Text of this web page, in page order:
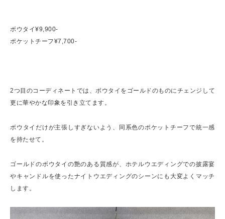
ボウタイ¥9,900-
ポケットチーフ¥7,700-
2つ目のコーディネートでは、ボウタイをゴールドのものにチェンジして
更に華やかな印象を引き立てます。
ボウタイだけが主張しすぎないよう、同系色のポケットチーフで統一感
を持たせて。
ゴールドのボウタイの艶のある質感が、ホテルウエディングでの披露宴
やキャンドルを使ったナイトウエディングのシーンにも大変よくマッチ
します。